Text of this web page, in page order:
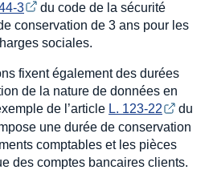
3
du code de la sécurité
conservation de 3 ans pour les
sociales.
fixent également des durées
de la nature de données en
de l’article L. 123-22
du
une durée de conservation
comptables et les pièces
des comptes bancaires clients.